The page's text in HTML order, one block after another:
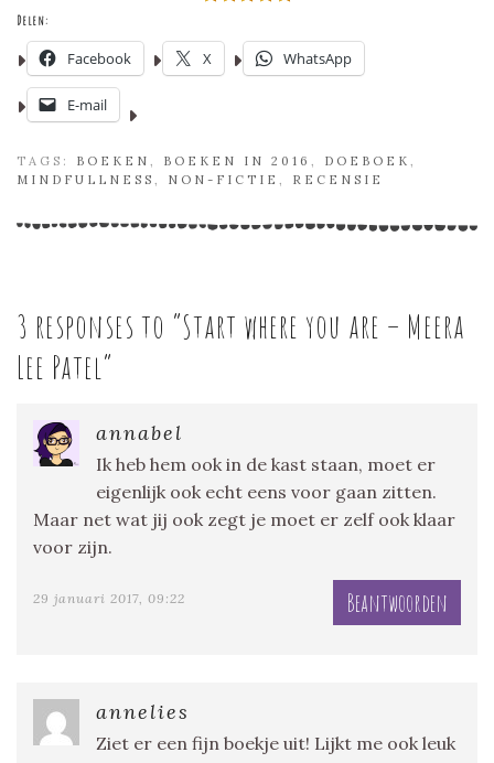
Delen:
Facebook X WhatsApp
E-mail
TAGS: BOEKEN BOEKEN IN 2016 DOEBOEK
MINDFULLNESS
NON-FICTIE RECENSIE
3 responses to “Start where you are – Meera
Lee Patel”
annabel
Ik heb hem ook in de kast staan, moet er
eigenlijk ook echt eens voor gaan zitten.
Maar net wat jij ook zegt je moet er zelf ook klaar
voor zijn.
29 januari 2017, 09:22 Beantwoorden
annelies
Ziet er een fijn boekje uit! Lijkt me ook leuk